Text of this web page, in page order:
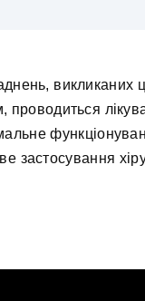
викликаних
проводиться
застосування